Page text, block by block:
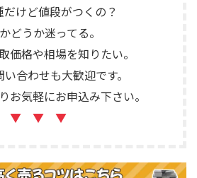
けど値段がつくの？
どうか迷ってる。
価格や相場を知りたい。
合わせも大歓迎です。
お気軽にお申込み下さい。
▼ ▼ ▼